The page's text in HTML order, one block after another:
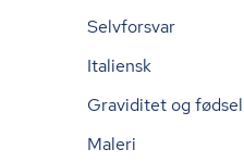
Selvforsvar
Italiensk
Graviditet og fødsel
Maleri